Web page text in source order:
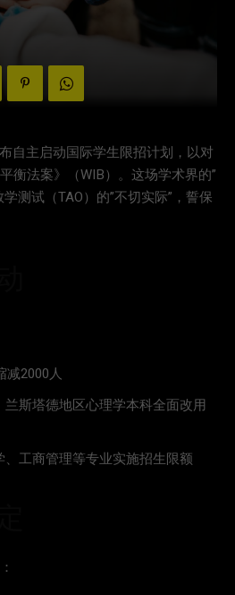
自主启动国际学生限招计划，以对
衡法案》（WIB）。这场学术界的”
测试（TAO）的”不切实际”，誓保
减2000人
斯塔德地区心理学本科全面改用
工商管理等专业实施招生限额